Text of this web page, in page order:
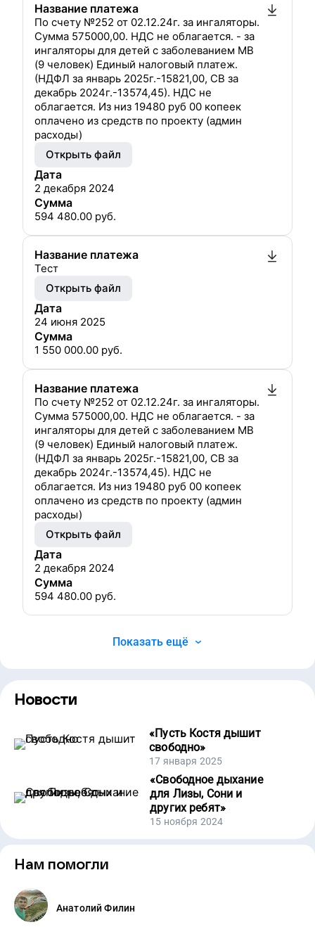
Название платежа
По счету №252 от 02.12.24г. за ингаляторы.
Сумма 575000,00. НДС не облагается. - за
ингаляторы для детей с заболеванием МВ
(9 человек) Единый налоговый платеж.
(НДФЛ за январь 2025г.-15821,00, СВ за
декабрь 2024г.-13574,45). НДС не
облагается. Из низ 19480 руб 00 копеек
оплачено из средств по проекту (админ
расходы)
Открыть файл
Дата
2 декабря 2024
Сумма
594 480.00 руб.
Название платежа
Тест
Открыть файл
Дата
24 июня 2025
Сумма
1 550 000.00 руб.
Название платежа
По счету №252 от 02.12.24г. за ингаляторы.
Сумма 575000,00. НДС не облагается. - за
ингаляторы для детей с заболеванием МВ
(9 человек) Единый налоговый платеж.
(НДФЛ за январь 2025г.-15821,00, СВ за
декабрь 2024г.-13574,45). НДС не
облагается. Из низ 19480 руб 00 копеек
оплачено из средств по проекту (админ
расходы)
Открыть файл
Дата
2 декабря 2024
Сумма
594 480.00 руб.
Показать ещё
Новости
«Пусть Костя дышит
свободно»
17 января 2025
«Свободное дыхание
для Лизы, Сони и
других ребят»
15 ноября 2024
Нам помогли
Анатолий Филин